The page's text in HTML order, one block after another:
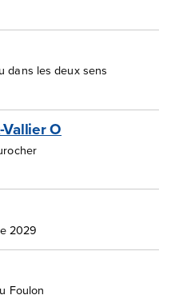
dans les deux sens
O
2029
Foulon